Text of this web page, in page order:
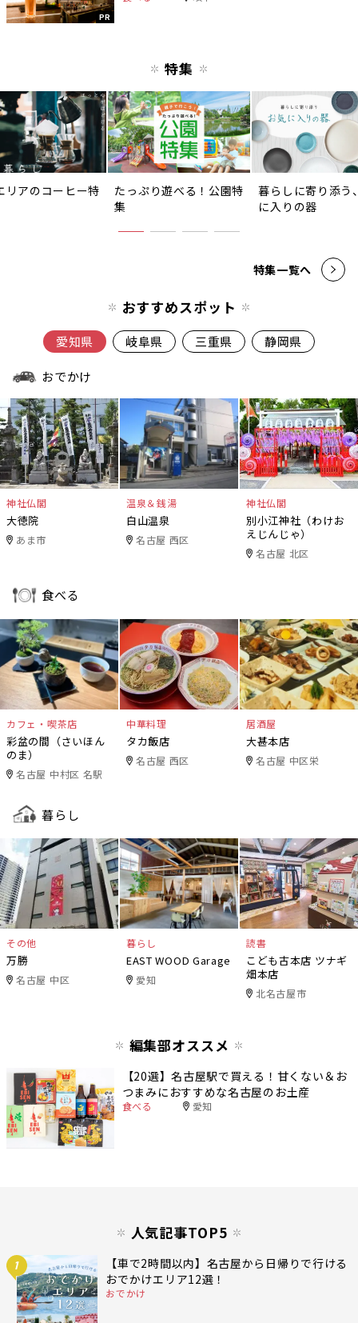
PR
特集
リアのコーヒー特
たっぷり遊べる！公園特
集
暮らしに寄り添う
に入りの器
特集一覧へ
おすすめスポット
愛知県 岐阜県 三重県 静岡県
おでかけ
神社仏閣
大徳院
あま市
温泉＆銭湯
白山温泉
名古屋 西区
神社仏閣
別小江神社（わけお
えじんじゃ）
名古屋 北区
食べる
カフェ・喫茶店
彩盆の間（さいほん
のま）
名古屋 中村区 名駅
中華料理
タカ飯店
名古屋 西区
居酒屋
大甚本店
名古屋 中区栄
暮らし
その他
万勝
名古屋 中区
暮らし
EAST WOOD Garage
愛知
読書
こども古本店 ツナギ
畑本店
北名古屋市
編集部オススメ
【20選】名古屋駅で買える！甘くない＆お
つまみにおすすめな名古屋のお土産
食べる 愛知
人気記事TOP5
1
【車で2時間以内】名古屋から日帰りで行ける
おでかけエリア12選！
おでかけ